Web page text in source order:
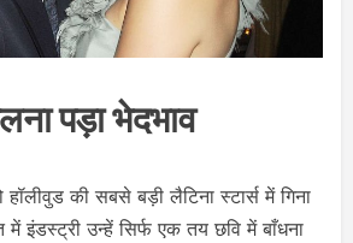
पड़ा भेदभाव
की सबसे बड़ी लैटिना स्टार्स में गिना
इंडस्ट्री उन्हें सिर्फ एक तय छवि में बाँधना